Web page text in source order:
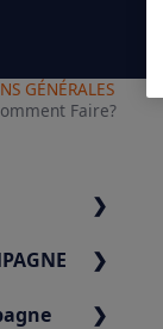
GÉNÉRALES
Faire?